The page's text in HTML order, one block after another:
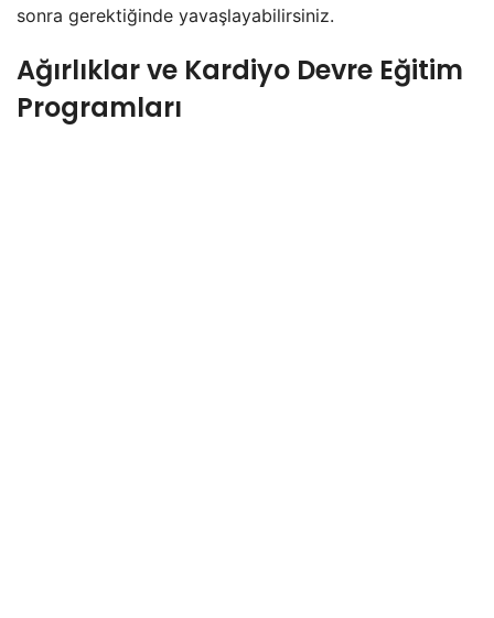
sonra gerektiğinde yavaşlayabilirsiniz.
Ağırlıklar ve Kardiyo Devre Eğitim
Programları